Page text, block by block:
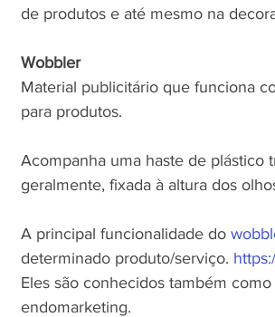
de produtos e até mesmo na
Wobbler
Material publicitário que funciona
para produtos.
Acompanha uma haste de plástico
geralmente, fixada à altura dos
A principal funcionalidade do
determinado produto/serviço.
Eles são conhecidos também
endomarketing.